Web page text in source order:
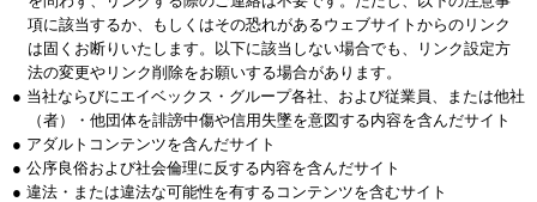
項に該当するか、もしくはその恐れがあるウェブサイトからのリンク
は固くお断りいたします。以下に該当しない場合でも、リンク設定方
法の変更やリンク削除をお願いする場合があります。
● 当社ならびにエイベックス・グループ各社、および従業員、または他社
（者）・他団体を誹謗中傷や信用失墜を意図する内容を含んだサイト
● アダルトコンテンツを含んだサイト
● 公序良俗および社会倫理に反する内容を含んだサイト
● 違法・または違法な可能性を有するコンテンツを含むサイト